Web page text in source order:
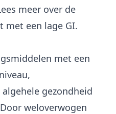
meer over de
met een lage GI.
met een
gezondheid
weloverwogen